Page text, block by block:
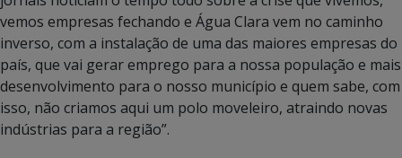
vemos empresas fechando e Água Clara vem no caminho
inverso, com a instalação de uma das maiores empresas do
país, que vai gerar emprego para a nossa população e mais
desenvolvimento para o nosso município e quem sabe, com
isso, não criamos aqui um polo moveleiro, atraindo novas
indústrias para a região”.